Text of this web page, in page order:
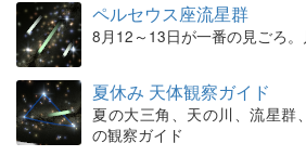
ペルセウス座流星群
8月12～13日が一番の見ごろ。
夏休み 天体観察ガイド
夏の大三角、天の川、流星群
の観察ガイド